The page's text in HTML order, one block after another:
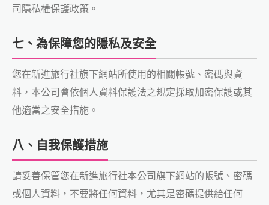
司隱私權保護政策。
七、為保障您的隱私及安全
您在新進旅行社旗下網站所使用的相關帳號、密碼與資
料，本公司會依個人資料保護法之規定採取加密保護或其
他適當之安全措施。
八、自我保護措施
請妥善保管您在新進旅行社本公司旗下網站的帳號、密碼
或個人資料，不要將任何資料，尤其是密碼提供給任何